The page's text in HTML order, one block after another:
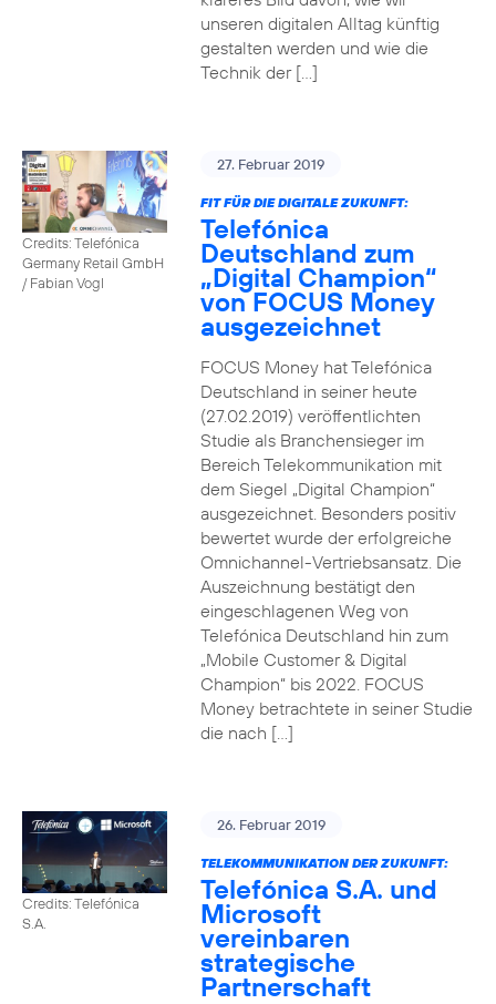
unseren digitalen Alltag künftig
gestalten werden und wie die
Technik der […]
Credits: Telefónica
Germany Retail GmbH
/ Fabian Vogl
27. Februar 2019
FIT FÜR DIE DIGITALE ZUKUNFT:
Telefónica
Deutschland zum
„Digital Champion“
von FOCUS Money
ausgezeichnet
FOCUS Money hat Telefónica
Deutschland in seiner heute
(27.02.2019) veröffentlichten
Studie als Branchensieger im
Bereich Telekommunikation mit
dem Siegel „Digital Champion“
ausgezeichnet. Besonders positiv
bewertet wurde der erfolgreiche
Omnichannel-Vertriebsansatz. Die
Auszeichnung bestätigt den
eingeschlagenen Weg von
Telefónica Deutschland hin zum
„Mobile Customer & Digital
Champion“ bis 2022. FOCUS
Money betrachtete in seiner Studie
die nach […]
Credits: Telefónica
S.A.
26. Februar 2019
TELEKOMMUNIKATION DER ZUKUNFT:
Telefónica S.A. und
Microsoft
vereinbaren
strategische
Partnerschaft